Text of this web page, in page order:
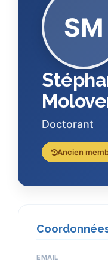
SM
Doctorant
Ancien
EMAIL